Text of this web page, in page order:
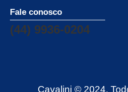
Fale conosco
(44) 9936-0204
Cavalini © 2024.